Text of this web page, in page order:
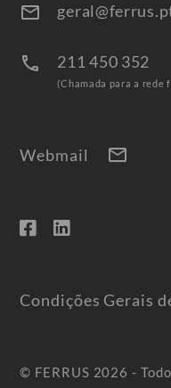
email
call 211 450 352
(Chamada para a rede
Webmail mail
Condições Gerais
© FERRUS 2026 -